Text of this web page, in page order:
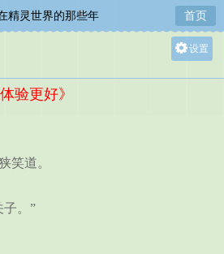
精灵世界的那些年 首页
设置
验更好》
道。
。”